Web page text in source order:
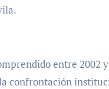
entre 2002
confrontación